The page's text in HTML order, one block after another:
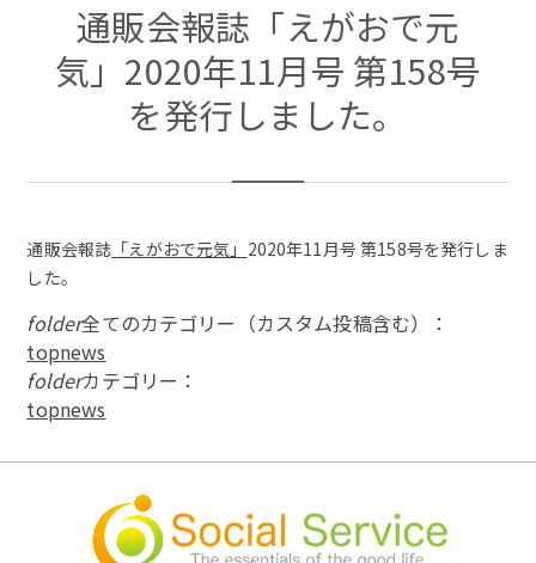
通販会報誌「えがおで元
気」2020年11月号 第158号
を発行しました。
通販会報誌 「えがおで元気」 2020年11月号 第158号を発行しま
した。
folder全てのカテゴリー（カスタム投稿含む）：
topnews
folderカテゴリー：
topnews